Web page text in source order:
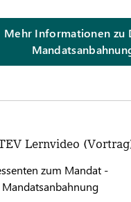
Mehr Informationen zu
Lernvideo
zum Mandat -
Mandatsanbahnung